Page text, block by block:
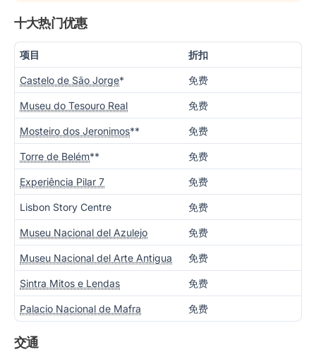
十大热门优惠
项目 折扣
Castelo de São Jorge* 免费
Museu do Tesouro Real 免费
Mosteiro dos Jeronimos** 免费
Torre de Belém** 免费
Experiência Pilar 7 免费
Lisbon Story Centre 免费
Museu Nacional del Azulejo 免费
Museu Nacional del Arte Antigua 免费
Sintra Mitos e Lendas 免费
Palacio Nacional de Mafra 免费
交通